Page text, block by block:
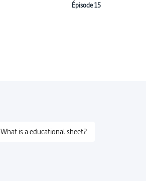
Épisode 15
What is a educational sheet?